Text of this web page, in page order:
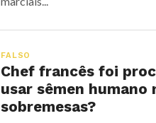
FALSO
Chef francês foi
usar sêmen humano
sobremesas?